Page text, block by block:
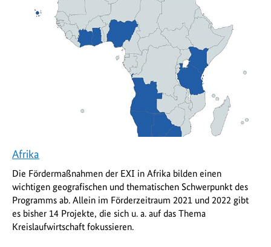
Afrika
Die Fördermaßnahmen der EXI in Afrika bilden einen
wichtigen geografischen und thematischen Schwerpunkt des
Programms ab. Allein im Förderzeitraum 2021 und 2022 gibt
es bisher 14 Projekte, die sich u. a. auf das Thema
Kreislaufwirtschaft fokussieren.